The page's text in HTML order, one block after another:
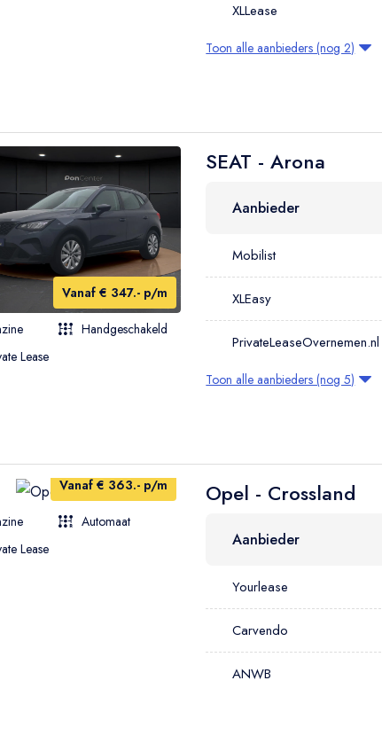
XLLease
Toon alle aanbieders (nog 2)
Vanaf € 347.- p/m
Handgeschakeld
Lease
SEAT - Arona
Aanbieder
Mobilist
XLEasy
PrivateLeaseOvernemen.nl
Toon alle aanbieders (nog 5)
Vanaf € 363.- p/m
Automaat
Lease
Opel - Crossland
Aanbieder
Yourlease
Carvendo
ANWB